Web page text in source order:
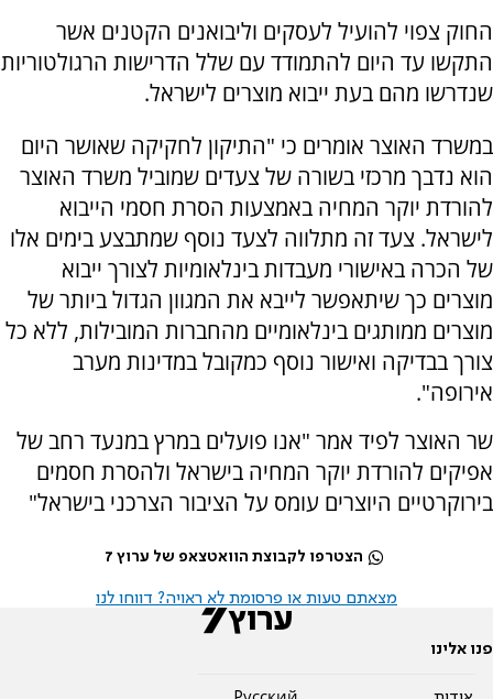
החוק צפוי להועיל לעסקים וליבואנים הקטנים אשר
התקשו עד היום להתמודד עם שלל הדרישות הרגולטוריות
שנדרשו מהם בעת ייבוא מוצרים לישראל.
במשרד האוצר אומרים כי "התיקון לחקיקה שאושר היום
הוא נדבך מרכזי בשורה של צעדים שמוביל משרד האוצר
להורדת יוקר המחיה באמצעות הסרת חסמי הייבוא
לישראל. צעד זה מתלווה לצעד נוסף שמתבצע בימים אלו
של הכרה באישורי מעבדות בינלאומיות לצורך ייבוא
מוצרים כך שיתאפשר לייבא את המגוון הגדול ביותר של
מוצרים ממותגים בינלאומיים מהחברות המובילות, ללא כל
צורך בבדיקה ואישור נוסף כמקובל במדינות מערב
אירופה".
שר האוצר לפיד אמר "אנו פועלים במרץ במנעד רחב של
אפיקים להורדת יוקר המחיה בישראל ולהסרת חסמים
בירוקרטיים היוצרים עומס על הציבור הצרכני בישראל"
הצטרפו לקבוצת הוואטצאפ של ערוץ 7
מצאתם טעות או פרסומת לא ראויה? דווחו לנו
פנו אלינו